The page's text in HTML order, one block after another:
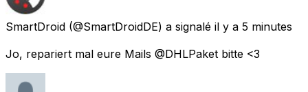
SmartDroid (@SmartDroidDE) a signalé il y a 5 minutes
Jo, repariert mal eure Mails @DHLPaket bitte <3